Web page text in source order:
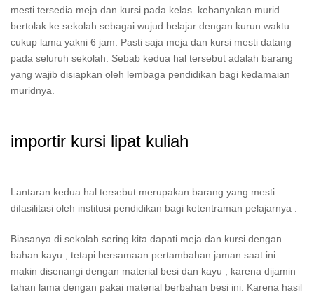
mesti tersedia meja dan kursi pada kelas. kebanyakan murid
bertolak ke sekolah sebagai wujud belajar dengan kurun waktu
cukup lama yakni 6 jam. Pasti saja meja dan kursi mesti datang
pada seluruh sekolah. Sebab kedua hal tersebut adalah barang
yang wajib disiapkan oleh lembaga pendidikan bagi kedamaian
muridnya.
importir kursi lipat kuliah
Lantaran kedua hal tersebut merupakan barang yang mesti
difasilitasi oleh institusi pendidikan bagi ketentraman pelajarnya .
Biasanya di sekolah sering kita dapati meja dan kursi dengan
bahan kayu , tetapi bersamaan pertambahan jaman saat ini
makin disenangi dengan material besi dan kayu , karena dijamin
tahan lama dengan pakai material berbahan besi ini. Karena hasil